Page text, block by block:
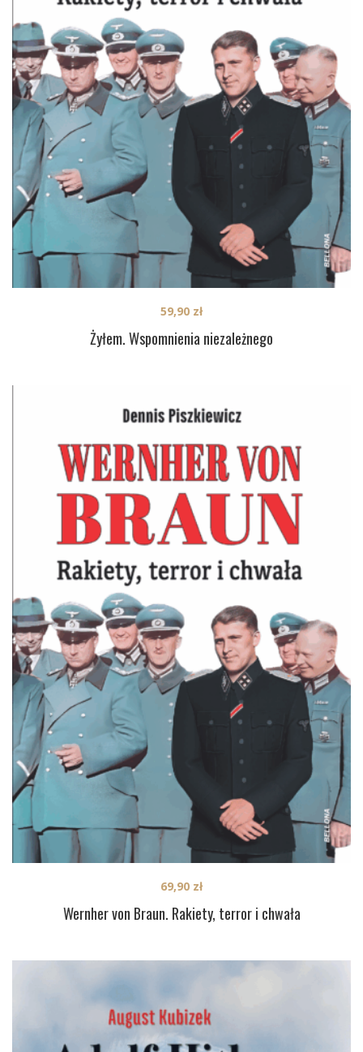
Żyłem. Wspomnienia niezależnego
59,90 zł
Wernher von Braun. Rakiety, terror i chwała
69,90 zł